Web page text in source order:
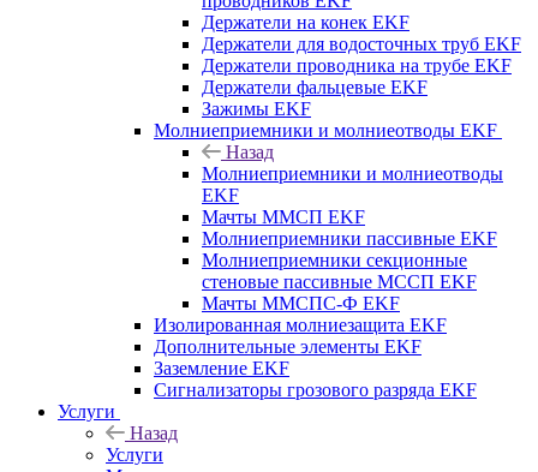
Держатели на конек EKF
Держатели для водосточных труб EKF
Держатели проводника на трубе EKF
Держатели фальцевые EKF
Зажимы EKF
Молниеприемники и молниеотводы EKF
Назад
Молниеприемники и молниеотводы
EKF
Мачты ММСП EKF
Молниеприемники пассивные EKF
Молниеприемники секционные
стеновые пассивные МССП EKF
Мачты ММСПС-Ф EKF
Изолированная молниезащита EKF
Дополнительные элементы EKF
Заземление EKF
Сигнализаторы грозового разряда EKF
Услуги
Назад
Услуги